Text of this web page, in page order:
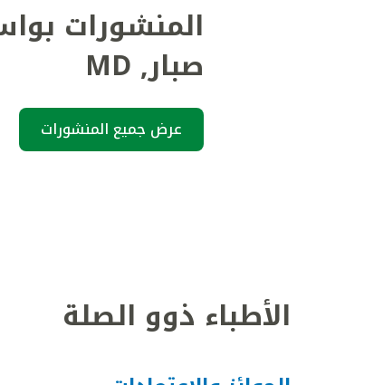
المنشورات
صبار,
MD
عرض جميع المنشورات
الأطباء ذوو الصلة